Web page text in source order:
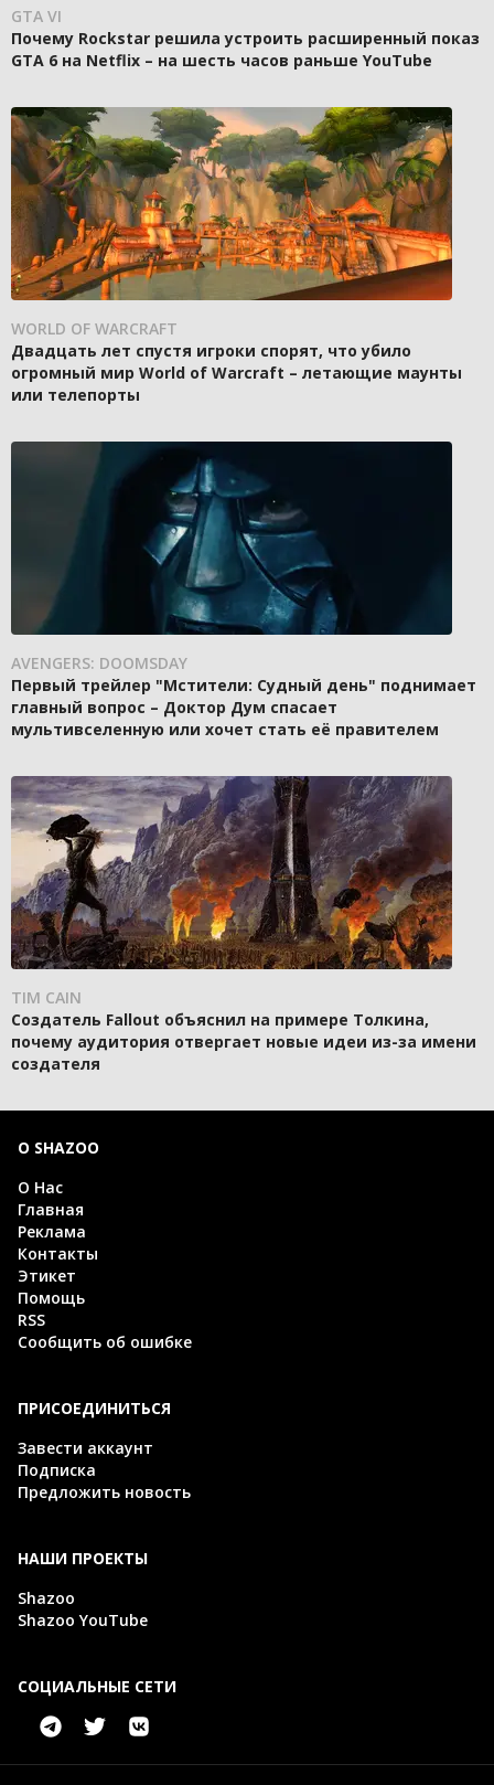
GTA VI
Почему Rockstar решила устроить расширенный показ
GTA 6 на Netflix – на шесть часов раньше YouTube
WORLD OF WARCRAFT
Двадцать лет спустя игроки спорят, что убило
огромный мир World of Warcraft – летающие маунты
или телепорты
AVENGERS: DOOMSDAY
Первый трейлер "Мстители: Судный день" поднимает
главный вопрос – Доктор Дум спасает
мультивселенную или хочет стать её правителем
TIM CAIN
Создатель Fallout объяснил на примере Толкина,
почему аудитория отвергает новые идеи из-за имени
создателя
О SHAZOO
О Нас
Главная
Реклама
Контакты
Этикет
Помощь
RSS
Сообщить об ошибке
ПРИСОЕДИНИТЬСЯ
Завести аккаунт
Подписка
Предложить новость
НАШИ ПРОЕКТЫ
Shazoo
Shazoo YouTube
СОЦИАЛЬНЫЕ СЕТИ